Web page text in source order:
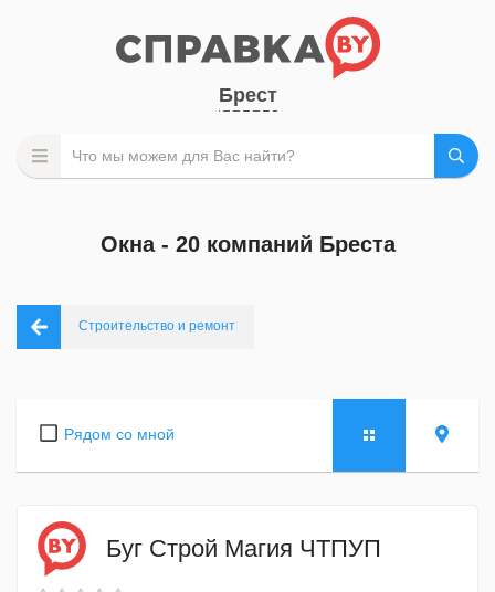
Брест
Окна - 20 компаний Бреста
Строительство и ремонт
Рядом со мной
Буг Строй Магия ЧТПУП